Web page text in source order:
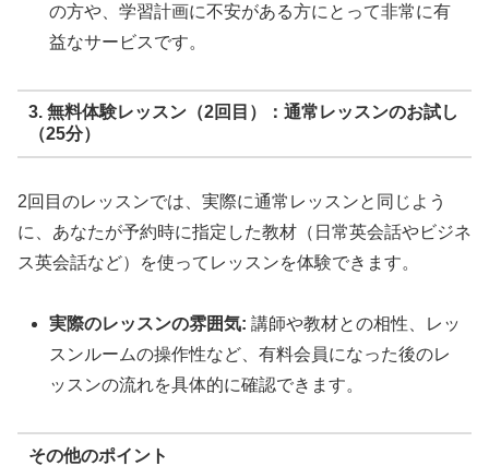
の方や、学習計画に不安がある方にとって非常に有
益なサービスです。
3. 無料体験レッスン（2回目）：通常レッスンのお試し
（25分）
2回目のレッスンでは、実際に通常レッスンと同じよう
に、あなたが予約時に指定した教材（日常英会話やビジネ
ス英会話など）を使ってレッスンを体験できます。
実際のレッスンの雰囲気: 講師や教材との相性、レッ
スンルームの操作性など、有料会員になった後のレ
ッスンの流れを具体的に確認できます。
その他のポイント